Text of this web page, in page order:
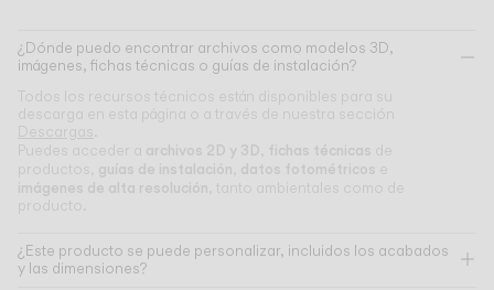
¿Dónde puedo encontrar archivos como modelos 3D,
imágenes, fichas técnicas o guías de instalación?
Todos los recursos técnicos están disponibles para su
descarga en esta página o a través de nuestra sección
Descargas
Puedes acceder a archivos 2D y 3D fichas técnicas de
productos, guías de instalación datos fotométricos e
imágenes de alta resolución , tanto ambientales como de
producto.
¿Este producto se puede personalizar, incluidos los acabados
y las dimensiones?